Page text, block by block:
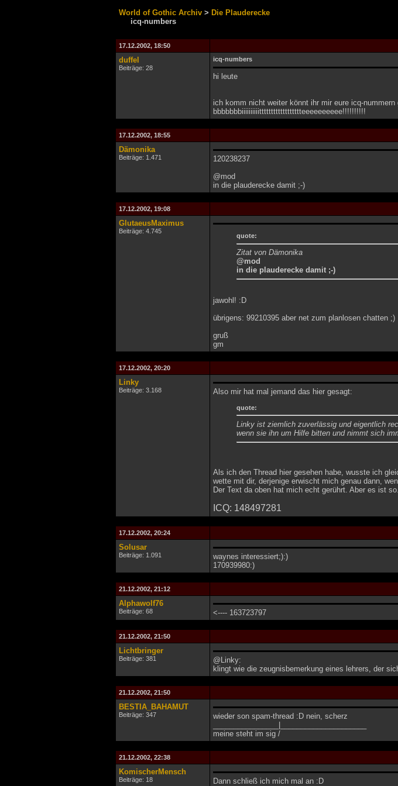
World of Gothic Archiv > Die Plauderecke
icq-numbers
17.12.2002, 18:50
duffel
Beiträge: 28
icq-numbers
hi leute
ich komm nicht weiter könnt ihr mir eure icq-nummern
bbbbbbbiiiiiiiiiitttttttttttttttttteeeeeeeeee!!!!!!!!!!
17.12.2002, 18:55
Dämonika
Beiträge: 1.471
120238237
@mod
in die plauderecke damit ;-)
17.12.2002, 19:08
GlutaeusMaximus
Beiträge: 4.745
quote:
Zitat von Dämonika
@mod
in die plauderecke damit ;-)
jawohl! :D
übrigens: 99210395 aber net zum planlosen chatten ;)
gruß
gm
17.12.2002, 20:20
Linky
Beiträge: 3.168 Also mir hat mal jemand das hier gesagt:
quote:
Linky ist ziemlich zuverlässig und eigentlich
wenn sie ihn um Hilfe bitten und nimmt sich
Als ich den Thread hier gesehen habe, wusste ich
wette mit dir, derjenige erwischt mich genau dann,
Der Text da oben hat mich echt gerührt. Aber es ist
ICQ: 148497281
17.12.2002, 20:24
Solusar
Beiträge: 1.091
waynes interessiert;):)
170939980:)
21.12.2002, 21:12
Alphawolf76
Beiträge: 68 <---- 163723797
21.12.2002, 21:50
Lichtbringer
Beiträge: 381
@Linky:
klingt wie die zeugnisbemerkung eines lehrers, der
21.12.2002, 21:50
BESTIA_BAHAMUT
Beiträge: 347
wieder son spam-thread :D nein, scherz
meine steht im sig /
21.12.2002, 22:38
KomischerMensch
Beiträge: 18 Dann schließ ich mich mal an :D